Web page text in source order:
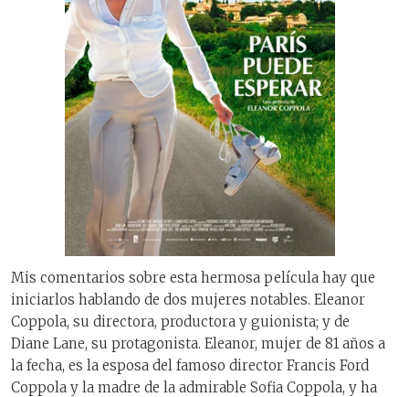
Mis comentarios sobre esta hermosa película hay que
iniciarlos hablando de dos mujeres notables. Eleanor
Coppola, su directora, productora y guionista; y de
Diane Lane, su protagonista. Eleanor, mujer de 81 años a
la fecha, es la esposa del famoso director Francis Ford
Coppola y la madre de la admirable Sofia Coppola, y ha